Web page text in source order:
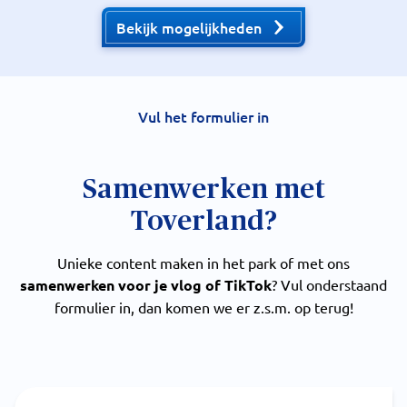
Bekijk mogelijkheden
Vul het formulier in
Samenwerken met
Toverland?
Unieke content maken in het park of met ons
samenwerken voor je vlog of TikTok? Vul onderstaand
formulier in, dan komen we er z.s.m. op terug!